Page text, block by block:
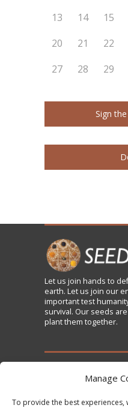
Manage
To provide the best experiences,
13
14 15
20
21 22
27
28 29
Sign
Let us join hands to
earth. Let us join our
important test
survival. Our seeds
plant them together.
TAKE ACTION